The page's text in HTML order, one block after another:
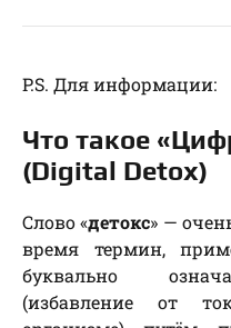
P.S. Для информации:
Что такое
(Digital Detox)
Слово «детокс» —
время термин,
буквально
(избавление от